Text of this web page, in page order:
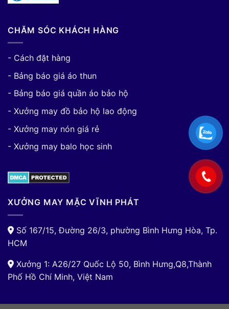
CHĂM SÓC KHÁCH HÀNG
- Cách đặt hàng
- Bảng báo giá áo thun
- Bảng báo giá quần áo bảo hộ
- Xưởng may đồ bảo hộ lao động
- Xưởng may nón giá rẻ
- Xưởng may balo học sinh
XƯỞNG MAY MẶC VĨNH PHÁT
Số 167/15, Đường 26/3, phường Bình Hưng Hòa, Tp.
HCM
Xưởng 1: A26/27 Quốc Lộ 50, Bình Hưng,Q8,Thành
Phố Hồ Chí Minh, Việt Nam